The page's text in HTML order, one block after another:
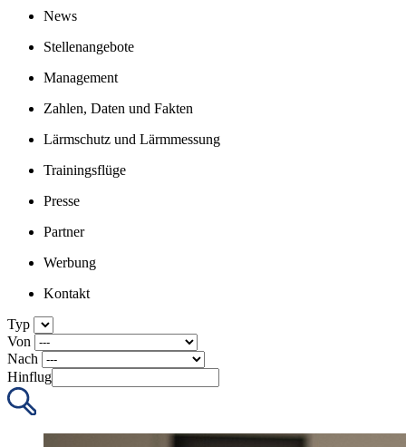
News
Stellenangebote
Management
Zahlen, Daten und Fakten
Lärmschutz und Lärmmessung
Trainingsflüge
Presse
Partner
Werbung
Kontakt
Typ
Von
Nach
Hinflug